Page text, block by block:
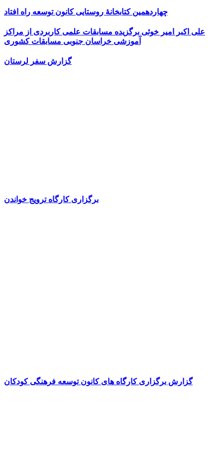
چهاردهمین کتابخانۀ روستایی کانون توسعه راه افتاد
علی اکبر امیر خوئی برگزیده مسابقات علمی کاربردی از مراکز
آموزشی خراسان جنوبی مسابقات کشوری
گزارش سفر لرستان
برگزاری کارگاه ترویج خواندن
گزارش برگزاری کارگاه های کانون توسعه فرهنگی کودکان